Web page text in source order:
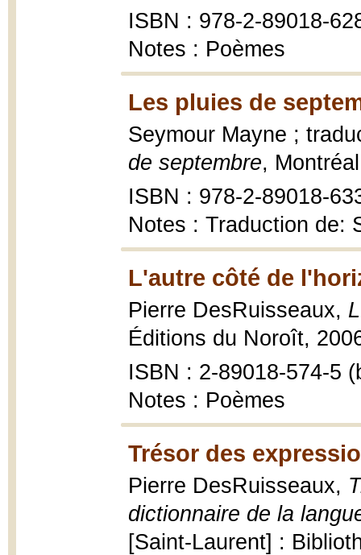
ISBN : 978-2-89018-
Notes : Poèmes
Les pluies de
Seymour Mayne ;
de septembre,
ISBN : 978-2-89018-
Notes : Traduction de:
L'autre côté de
Pierre DesRuisseaux,
Éditions du Noroît,
ISBN : 2-89018-574-5
Notes : Poèmes
Trésor des
Pierre DesRuisseaux,
dictionnaire de la
[Saint-Laurent] :